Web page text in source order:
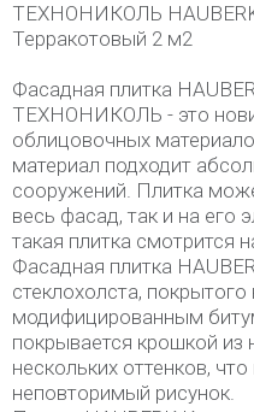
ТЕХНОНИКОЛЬ
Терракотовый 2 м2
Фасадная плитка
ТЕХНОНИКОЛЬ - это
облицовочных
материал подходит
сооружений. Плитка
весь фасад, так и на
такая плитка смотрится
Фасадная плитка
стеклохолста,
модифицированным
покрывается крошкой из
нескольких оттенков,
неповторимый рисунок.